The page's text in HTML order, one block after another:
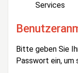
Services
Bitte geben Sie
Passwort ein, um